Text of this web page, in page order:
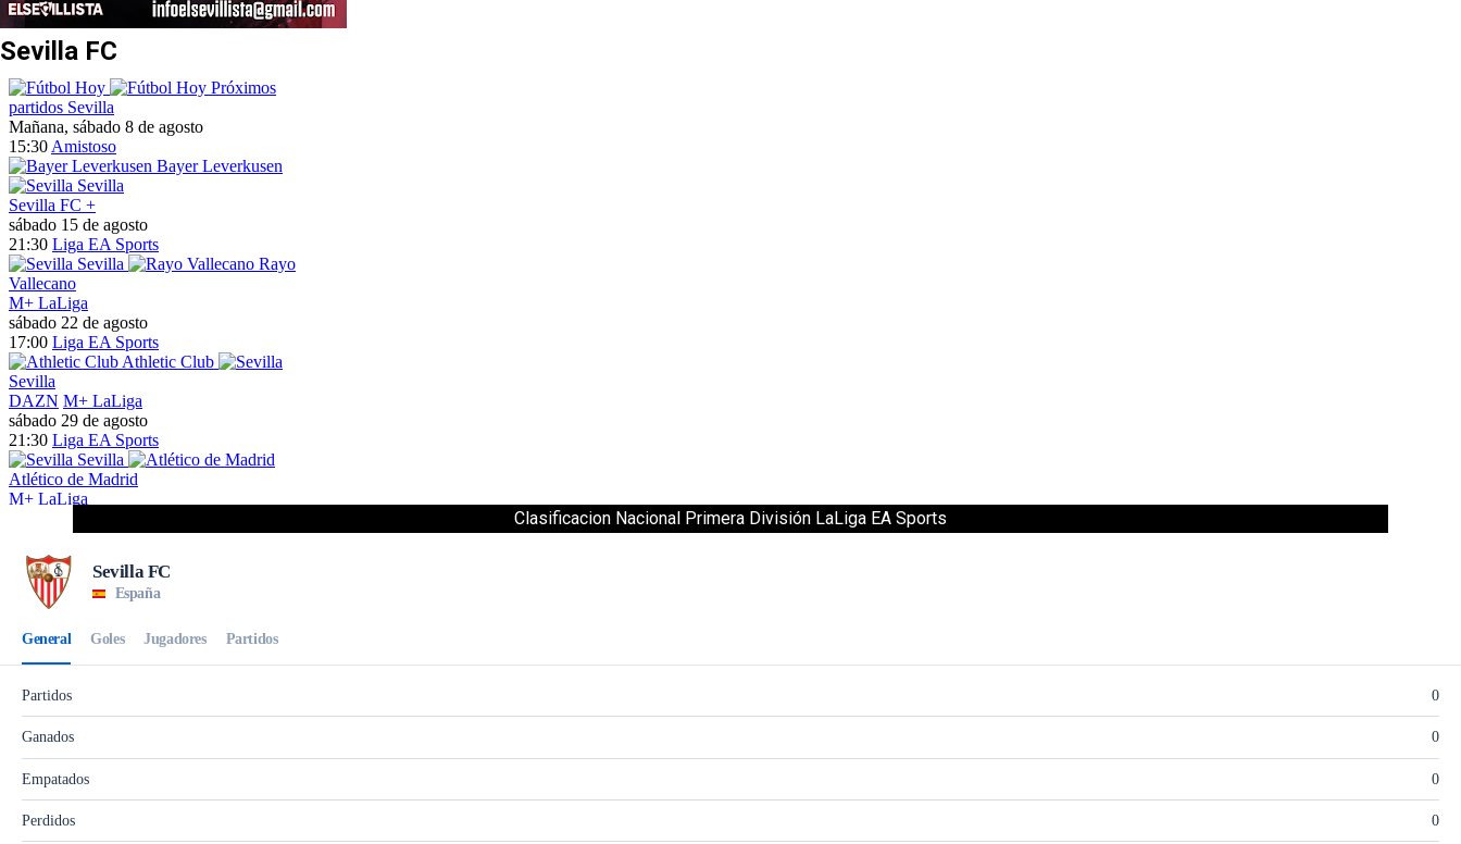
Sevilla FC
Clasificacion Nacional Primera División LaLiga EA Sports